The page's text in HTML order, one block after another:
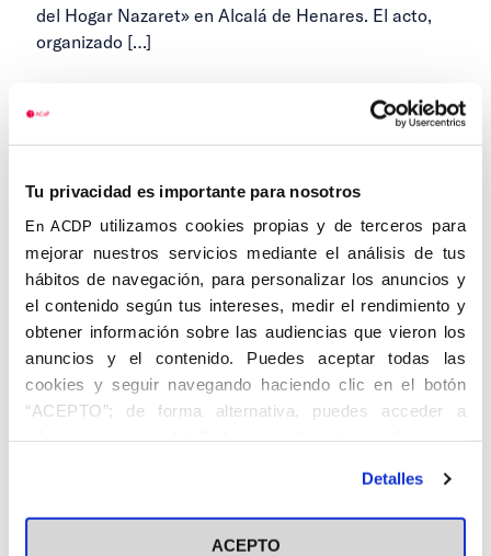
Tu privacidad es importante para nosotros
En ACDP utilizamos cookies propias y de terceros para
mejorar nuestros servicios mediante el análisis de tus
hábitos de navegación, para personalizar los anuncios y
el contenido según tus intereses, medir el rendimiento y
obtener información sobre las audiencias que vieron los
anuncios y el contenido. Puedes aceptar todas las
cookies y seguir navegando haciendo clic en el botón
“ACEPTO”; de forma alternativa, puedes acceder a
información más detallada y cambiar tus preferencias
en el botón "Personalizar". Para más información puedes
visitar nuestra Política de Cookies
Detalles
ACEPTO
del Hogar Nazaret» en Alcalá de Henares. El acto,
organizado […]
13 DE MARZO DE 2026
Anteriores
8
Siguientes
Categorías
Cedinfor
Centros
Alicante